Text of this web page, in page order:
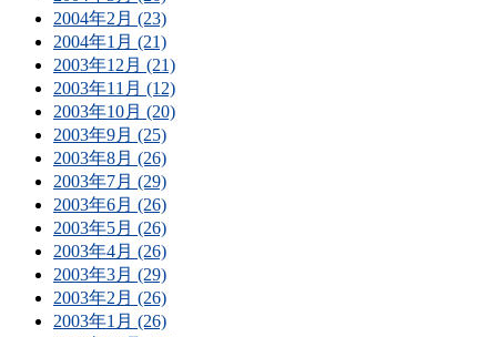
2004年2月 (23)
2004年1月 (21)
2003年12月 (21)
2003年11月 (12)
2003年10月 (20)
2003年9月 (25)
2003年8月 (26)
2003年7月 (29)
2003年6月 (26)
2003年5月 (26)
2003年4月 (26)
2003年3月 (29)
2003年2月 (26)
2003年1月 (26)